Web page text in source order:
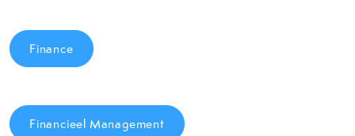
Finance
Financieel Management